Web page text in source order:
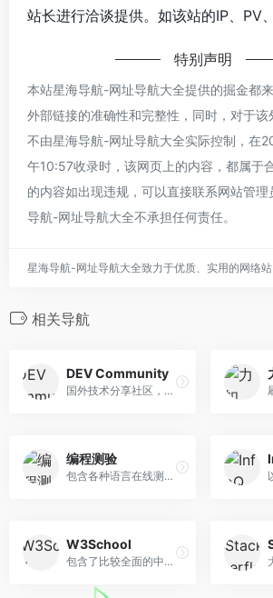
站长进行洽谈提供。如该站的IP、PV
特别声明
本站星海导航-网址导航大全提供的掘金都
外部链接的准确性和完整性，同时，对于该
不由星海导航-网址导航大全实际控制，在
午10:57收录时，该网页上的内容，都属于
的内容如出现违规，可以直接联系网站管
导航-网址导航大全不承担任何责任。
星海导航-网址导航大全致力于优质、实用的网络站
相关导航
DEV Community
国外技术分享社区，技术分类...
编程测验
包含各种语言在线测验题
W3School
包含了比较全面的中文 Web 技...